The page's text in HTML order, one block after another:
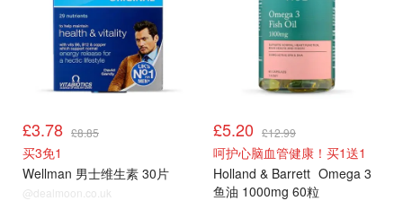
£3.78 £8.85
买3免1
Wellman 男士维生素 30片
@dealmoon.co.uk
£5.20 £12.99
呵护心脑血管健康！买1送1
Holland & Barrett Omega 3
鱼油 1000mg 60粒